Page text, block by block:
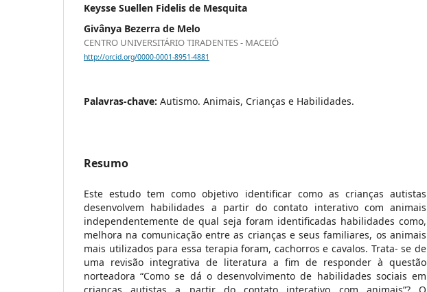
Keysse Suellen Fidelis de Mesquita
Givânya Bezerra de Melo
CENTRO UNIVERSITÁRIO TIRADENTES - MACEIÓ
http://orcid.org/0000-0001-8951-4881
Palavras-chave: Autismo. Animais, Crianças e Habilidades.
Resumo
Este estudo tem como objetivo identificar como as crianças autistas
desenvolvem habilidades a partir do contato interativo com animais
independentemente de qual seja foram identificadas habilidades como,
melhora na comunicação entre as crianças e seus familiares, os animais
mais utilizados para essa terapia foram, cachorros e cavalos. Trata- se de
uma revisão integrativa de literatura a fim de responder à questão
norteadora “Como se dá o desenvolvimento de habilidades sociais em